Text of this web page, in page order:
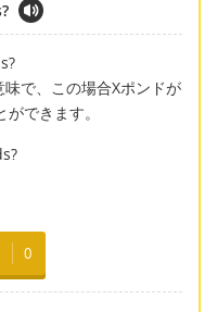
で、この場合Xポンドが
できます。
0